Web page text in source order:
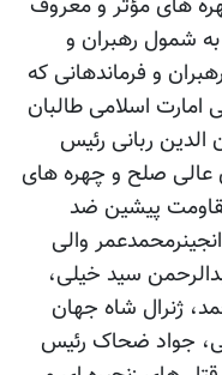
شمول رهبران و
و فرماندهانی که
امارت اسلامی طالبان
الدین ربانی رئیس
عالی صلح و چهره های
پیشین ضد
والی
سید خیلی،
ژنرال شاه جهان
جواد ضحاک رئیس